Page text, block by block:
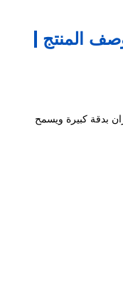
المنتج
بدقة كبيرة ويسمح